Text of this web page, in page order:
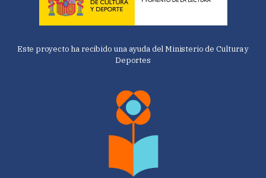
Este proyecto ha recibido una ayuda del Ministerio de Cultura y
Deportes